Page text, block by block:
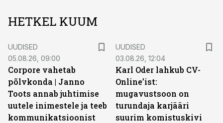
HETKEL KUUM
UUDISED
05.08.26, 09:00
Corpore vahetab
põlvkonda | Janno
Toots annab juhtimise
uutele inimestele ja teeb
kommunikatsioonist
UUDISED
03.08.26, 12:04
Karl Oder lahkub CV-
Online’ist:
mugavustsoon on
turundaja karjääri
suurim komistuskivi